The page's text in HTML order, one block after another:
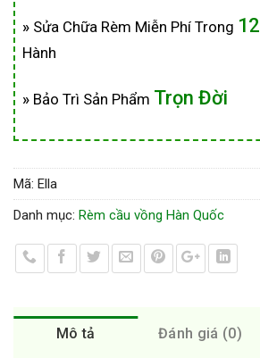
» Sửa Chữa Rèm Miễn Phí Trong 12
Hành
» Bảo Trì Sản Phẩm Trọn Đời
Mã: Ella
Danh mục: Rèm cầu vồng Hàn Quốc
Mô tả Đánh giá (0)